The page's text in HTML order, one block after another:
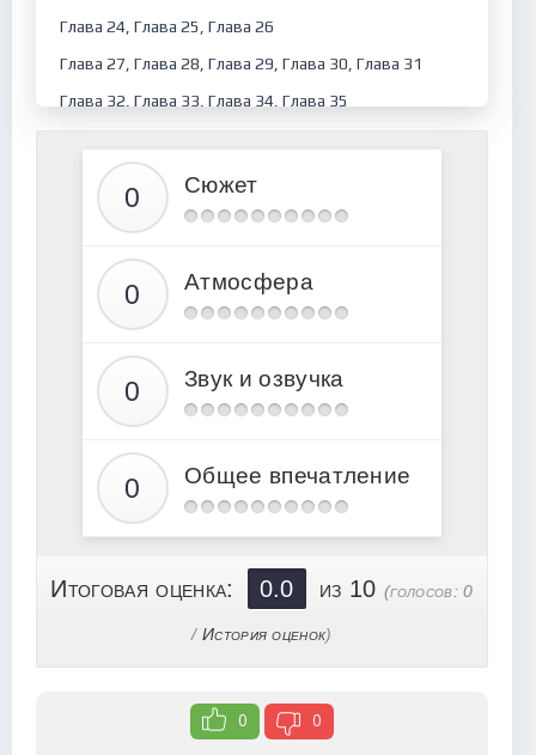
Глава 24, Глава 25, Глава 26
Глава 27, Глава 28, Глава 29, Глава 30, Глава 31
Глава 32, Глава 33, Глава 34, Глава 35
Сюжет
Атмосфера
Звук и озвучка
Общее впечатление
Итоговая оценка: 0.0 из 10(голосов:0
/ История оценок)
0 0